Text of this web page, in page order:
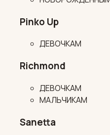
Pinko Up
ДЕВОЧКАМ
Richmond
ДЕВОЧКАМ
МАЛЬЧИКАМ
Sanetta